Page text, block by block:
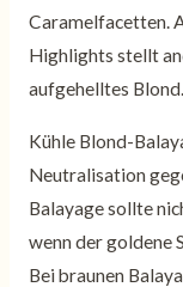
Caramelfacetten.
Highlights stellt
aufgehelltes Blond.
Kühle Blond-
Neutralisation
Balayage sollte
wenn der goldene
Bei braunen